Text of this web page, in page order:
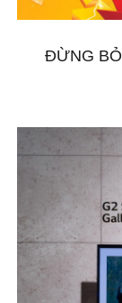
ĐỪNG